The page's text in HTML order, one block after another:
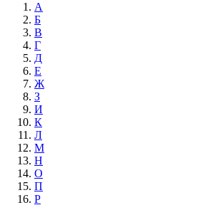
А
Б
В
Г
Д
Е
Ж
З
И
К
Л
М
Н
О
П
Р